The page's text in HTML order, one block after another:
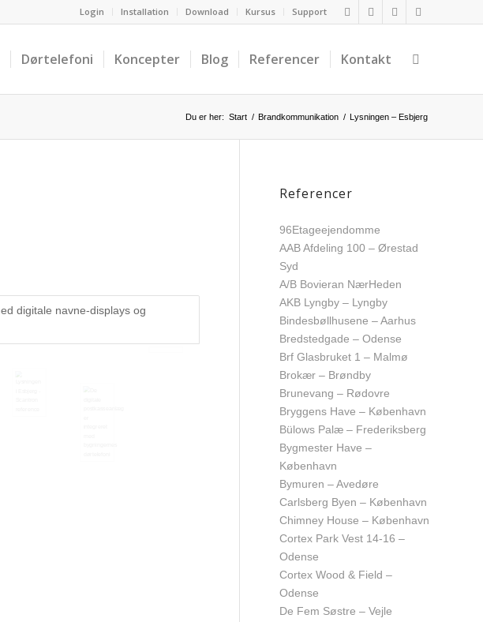
Login Installation Download Kursus Support
Dørtelefoni Koncepter Blog Referencer Kontakt
Du er her: Start / Brandkommunikation / Lysningen – Esbjerg
Referencer
96Etageejendomme
AAB Afdeling 100 – Ørestad
Syd
A/B Bovieran NærHeden
AKB Lyngby – Lyngby
Bindesbøllhusene – Aarhus
Bredstedgade – Odense
Brf Glasbruket 1 – Malmø
Brokær – Brøndby
Brunevang – Rødovre
Bryggens Have – København
Bülows Palæ – Frederiksberg
Bygmester Have –
København
Bymuren – Avedøre
Carlsberg Byen – København
Chimney House – København
Cortex Park Vest 14-16 –
Odense
Cortex Wood & Field –
Odense
De Fem Søstre – Vejle